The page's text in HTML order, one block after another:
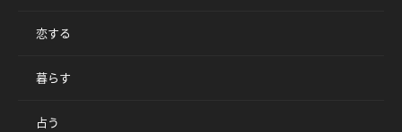
恋する
暮らす
占う